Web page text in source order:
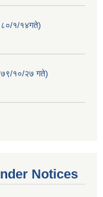
१/१४गते)
१०/२७ गते)
Notices